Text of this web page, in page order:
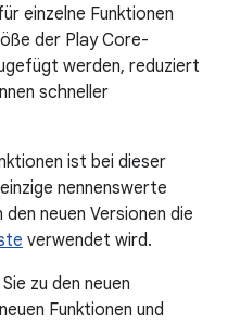
einzelne Funktionen
der Play Core-
werden, reduziert
schneller
ist bei dieser
nennenswerte
neuen Versionen die
verwendet wird.
zu den neuen
Funktionen und